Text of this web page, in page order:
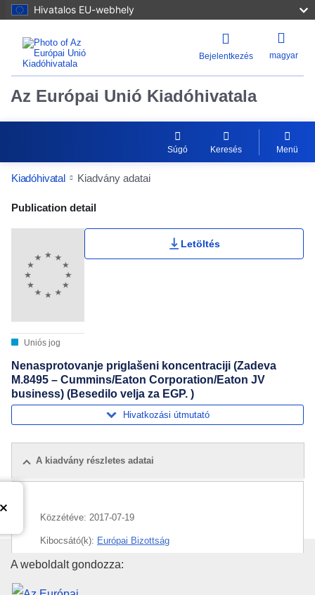
Hivatalos EU-webhely
Bejelentkezés magyar
Az Európai Unió Kiadóhivatala
Súgó Keresés Menü
Kiadóhivatal Kiadvány adatai
Publication Detail Actions Portlet
Publication detail
Uniós jog
Letöltés
Nenasprotovanje priglašeni koncentraciji (Zadeva
M.8495 – Cummins/Eaton Corporation/Eaton JV
business) (Besedilo velja za EGP. )
Hivatkozási útmutató
A kiadvány részletes adatai
Közzétéve: 2017-07-19
Kibocsátó(k): Európai Bizottság
Témakör:gazdasági koncentráció
járműrészek
Az Európai Unió Kiadóhivatala
A weboldalt gondozza: